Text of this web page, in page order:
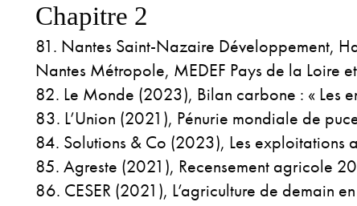
Chapitre 2
Nantes Saint-Nazaire Développement,
Nantes Métropole, MEDEF Pays de la Loire
Le Monde (2023), Bilan carbone : « Les
L’Union (2021), Pénurie mondiale de
Solutions & Co (2023), Les exploitations
Agreste (2021), Recensement agricole
CESER (2021), L’agriculture de demain